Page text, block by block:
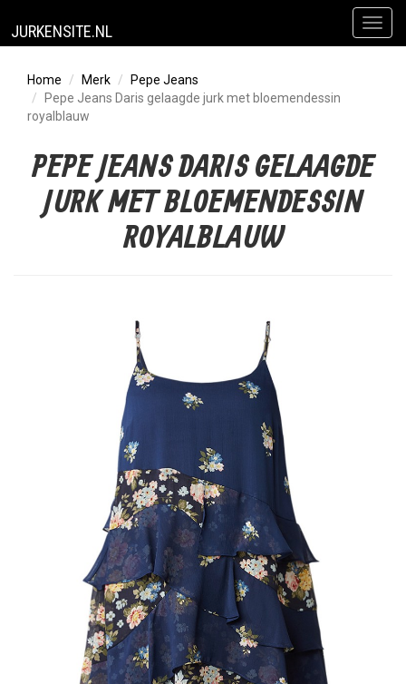
JURKENSITE.NL
Home Merk
Pepe Jeans
Pepe Jeans Daris gelaagde jurk met bloemendessin
royalblauw
PEPE JEANS DARIS GELAAGDE
JURK MET BLOEMENDESSIN
ROYALBLAUW